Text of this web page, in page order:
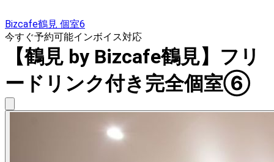
Bizcafe鶴見 個室6
今すぐ予約可能インボイス対応
【鶴見 by Bizcafe鶴見】フリ
ードリンク付き完全個室⑥